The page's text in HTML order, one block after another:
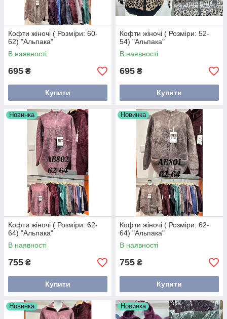
Кофти жіночі ( Розміри: 60-
62) "Альпака"
В наявності
695 ₴
Купити
Кофти жіночі ( Розміри: 52-
54) "Альпака"
В наявності
695 ₴
Купити
Новинка
Кофти жіночі ( Розміри: 62-
64) "Альпака"
В наявності
755 ₴
Купити
Новинка
Кофти жіночі ( Розміри: 62-
64) "Альпака"
В наявності
755 ₴
Купити
Новинка Новинка